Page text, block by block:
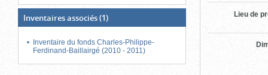
Inventaires associés(1)
Inventaire du fonds Charles-Philippe-
Ferdinand-Baillairgé (2010 - 2011)
Lieu de